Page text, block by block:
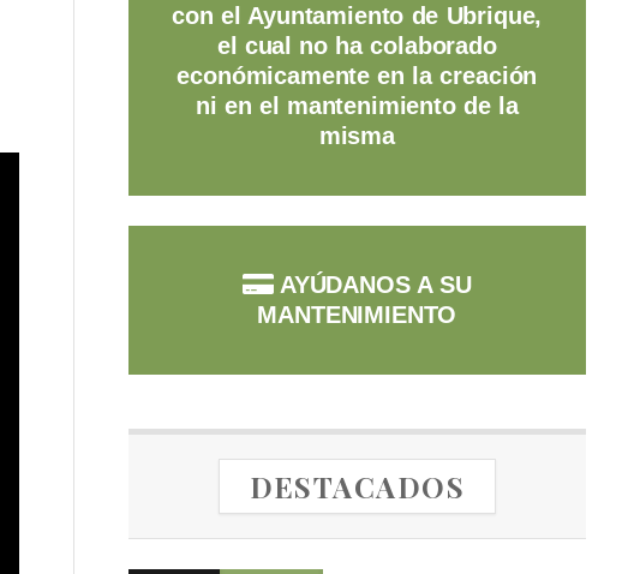
con el Ayuntamiento de Ubrique,
el cual no ha colaborado
económicamente en la creación
ni en el mantenimiento de la
misma
AYÚDANOS A SU
MANTENIMIENTO
DESTACADOS